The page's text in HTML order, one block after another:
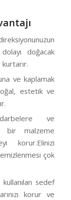
doğacak
ve kaplamak
estetik ve
ve
bir malzeme
korur.Elinizi
çok
sedef
korur ve